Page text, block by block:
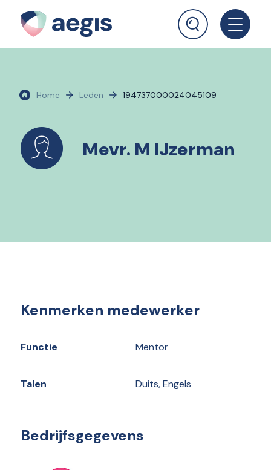
Home Leden 194737000024045109
Mevr. M IJzerman
Kenmerken medewerker
Functie Mentor
Talen Duits, Engels
Bedrijfsgegevens